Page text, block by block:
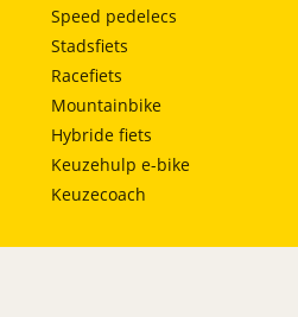
Speed pedelecs
Stadsfiets
Racefiets
Mountainbike
Hybride fiets
Keuzehulp e-bike
Keuzecoach